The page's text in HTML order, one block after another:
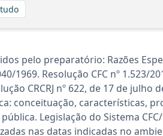
pelo preparatório: Razões
1969. Resolução CFC nº 1.523/
CRCRJ nº 622, de 17 de
conceituação, características,
Legislação do Sistema CFC/
nas datas indicadas no